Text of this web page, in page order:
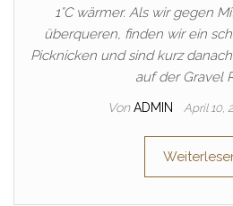
1°C wärmer. Als wir gegen
überqueren, finden wir ein
Picknicken und sind kurz
auf der Gravel
Von ADMIN April 10,